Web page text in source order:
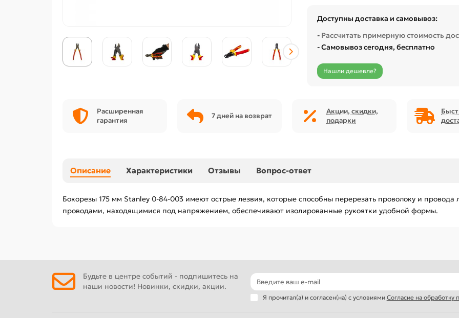
Доступны доставка и самовывоз:
- Рассчитать примерную стоимость
- Самовывоз сегодня, бесплатно
Нашли дешевле?
Расширенная
гарантия
7 дней на возврат
Акции, скидки,
подарки
Описание Характеристики Отзывы Вопрос-ответ
Бокорезы 175 мм Stanley 0-84-003 имеют острые лезвия, которые способны перерезать проволоку и провода
проводами, находящимися под напряжением, обеспечивают изолированные рукоятки удобной формы.
Будьте в центре событий - подпишитесь на
наши новости! Новинки, скидки, акции.
Я прочитал(а) и согласен(на) с условиями Согласие на обработку